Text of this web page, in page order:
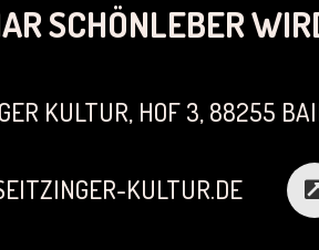
SCHÖNLEBER
KULTUR, HOF 3, 88255
KULTUR.DE